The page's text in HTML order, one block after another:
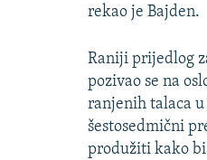
rekao je Bajden.
Raniji prijedlog
pozivao se na
ranjenih talaca u
šestosedmični
produžiti kako